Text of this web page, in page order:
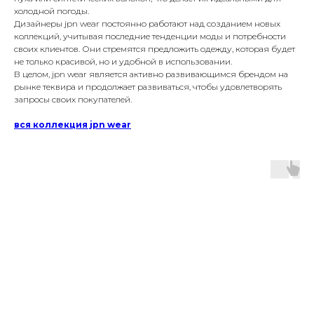
холодной погоды.
Дизайнеры jpn wear постоянно работают над созданием новых
коллекций, учитывая последние тенденции моды и потребности
своих клиентов. Они стремятся предложить одежду, которая будет
не только красивой, но и удобной в использовании.
В целом, jpn wear является активно развивающимся брендом на
рынке теквира и продолжает развиваться, чтобы удовлетворять
запросы своих покупателей.
вся коллекция jpn wear